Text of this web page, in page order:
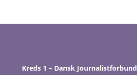
Kreds 1 – Dansk Journalistforbund